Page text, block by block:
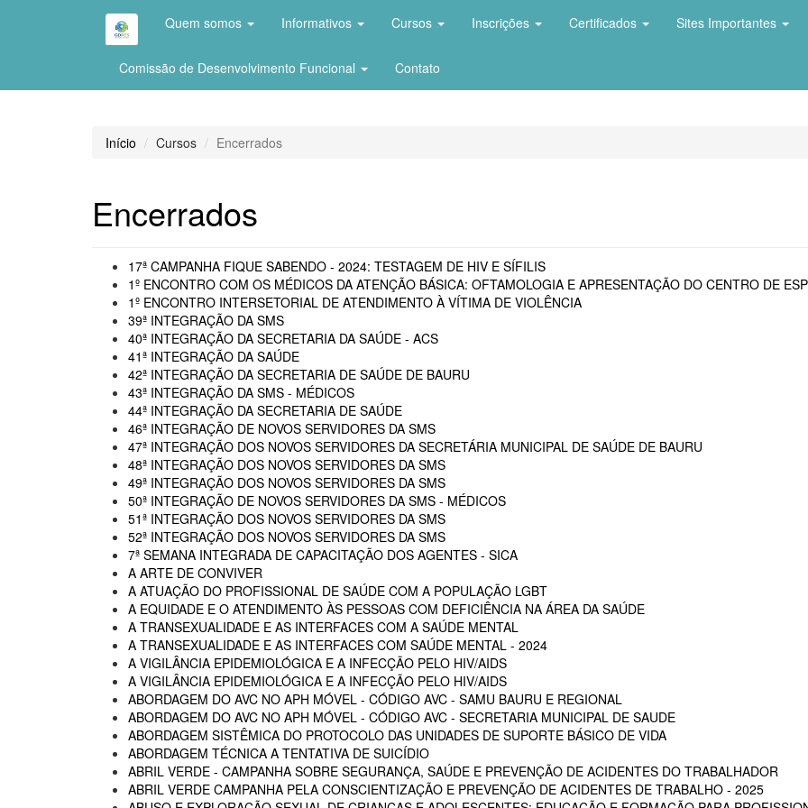
Quem somos Informativos Cursos Inscrições Certificados Sites Importantes
Comissão de Desenvolvimento Funcional Contato
Início Cursos Encerrados
Encerrados
17ª CAMPANHA FIQUE SABENDO - 2024: TESTAGEM DE HIV E SÍFILIS
1º ENCONTRO COM OS MÉDICOS DA ATENÇÃO BÁSICA: OFTAMOLOGIA E APRESENTAÇÃO DO CENTRO DE
1º ENCONTRO INTERSETORIAL DE ATENDIMENTO À VÍTIMA DE VIOLÊNCIA
39ª INTEGRAÇÃO DA SMS
40ª INTEGRAÇÃO DA SECRETARIA DA SAÚDE - ACS
41ª INTEGRAÇÃO DA SAÚDE
42ª INTEGRAÇÃO DA SECRETARIA DE SAÚDE DE BAURU
43ª INTEGRAÇÃO DA SMS - MÉDICOS
44ª INTEGRAÇÃO DA SECRETARIA DE SAÚDE
46ª INTEGRAÇÃO DE NOVOS SERVIDORES DA SMS
47ª INTEGRAÇÃO DOS NOVOS SERVIDORES DA SECRETÁRIA MUNICIPAL DE SAÚDE DE BAURU
48ª INTEGRAÇÃO DOS NOVOS SERVIDORES DA SMS
49ª INTEGRAÇÃO DOS NOVOS SERVIDORES DA SMS
50ª INTEGRAÇÃO DE NOVOS SERVIDORES DA SMS - MÉDICOS
51ª INTEGRAÇÃO DOS NOVOS SERVIDORES DA SMS
52ª INTEGRAÇÃO DOS NOVOS SERVIDORES DA SMS
7ª SEMANA INTEGRADA DE CAPACITAÇÃO DOS AGENTES - SICA
A ARTE DE CONVIVER
A ATUAÇÃO DO PROFISSIONAL DE SAÚDE COM A POPULAÇÃO LGBT
A EQUIDADE E O ATENDIMENTO ÀS PESSOAS COM DEFICIÊNCIA NA ÁREA DA SAÚDE
A TRANSEXUALIDADE E AS INTERFACES COM A SAÚDE MENTAL
A TRANSEXUALIDADE E AS INTERFACES COM SAÚDE MENTAL - 2024
A VIGILÂNCIA EPIDEMIOLÓGICA E A INFECÇÃO PELO HIV/AIDS
A VIGILÂNCIA EPIDEMIOLÓGICA E A INFECÇÃO PELO HIV/AIDS
ABORDAGEM DO AVC NO APH MÓVEL - CÓDIGO AVC - SAMU BAURU E REGIONAL
ABORDAGEM DO AVC NO APH MÓVEL - CÓDIGO AVC - SECRETARIA MUNICIPAL DE SAUDE
ABORDAGEM SISTÊMICA DO PROTOCOLO DAS UNIDADES DE SUPORTE BÁSICO DE VIDA
ABORDAGEM TÉCNICA A TENTATIVA DE SUICÍDIO
ABRIL VERDE - CAMPANHA SOBRE SEGURANÇA, SAÚDE E PREVENÇÃO DE ACIDENTES DO TRABALHADOR
ABRIL VERDE CAMPANHA PELA CONSCIENTIZAÇÃO E PREVENÇÃO DE ACIDENTES DE TRABALHO - 2025